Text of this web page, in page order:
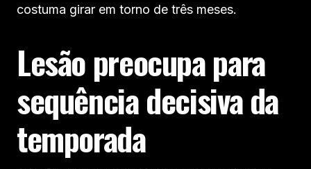
costuma girar em torno de três meses.
Lesão preocupa para
sequência decisiva da
temporada